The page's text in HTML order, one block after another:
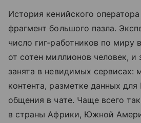
История кенийского
фрагмент большого пазла.
число гиг‑работников по миру
от сотен миллионов человек, и
занята в невидимых сервисах:
контента, разметке данных
общения в чате. Чаще всего
в страны Африки, Южной